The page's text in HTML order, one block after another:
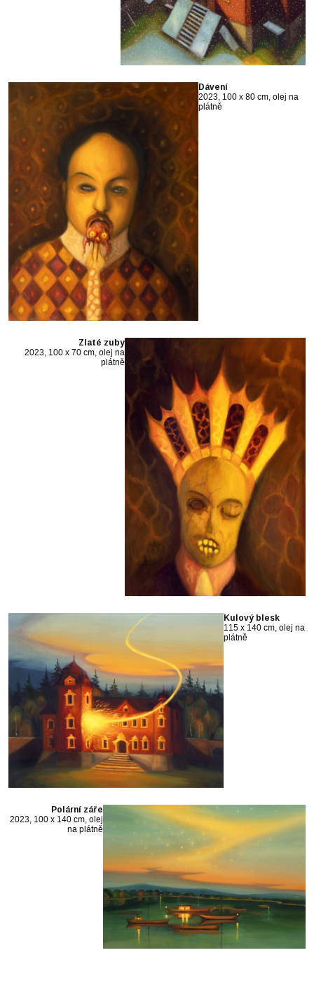
Dávení
2023, 100 x 80 cm, olej na
plátně
Zlaté zuby
2023, 100 x 70 cm, olej na
plátně
Kulový blesk
115 x 140 cm, olej na
plátně
Polární záře
2023, 100 x 140 cm, olej
na plátně